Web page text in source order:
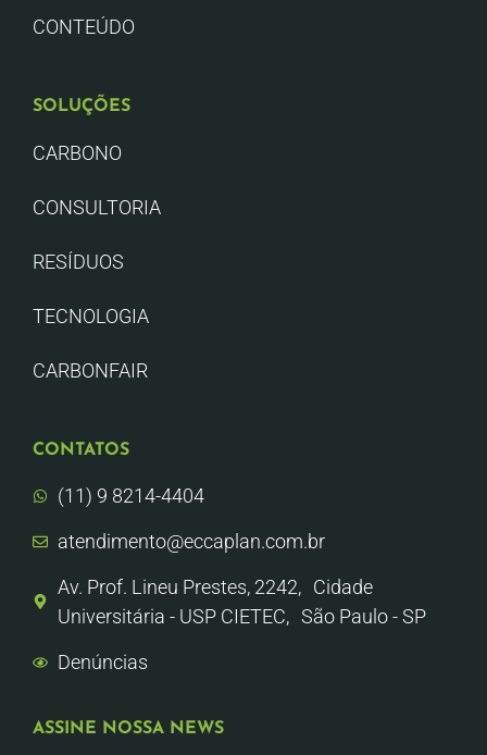
CONTEÚDO
SOLUÇÕES
CARBONO
CONSULTORIA
RESÍDUOS
TECNOLOGIA
CARBONFAIR
CONTATOS
(11) 9 8214-4404
atendimento@eccaplan.com.br
Av. Prof. Lineu Prestes, 2242, Cidade
Universitária - USP CIETEC, São Paulo - SP
Denúncias
ASSINE NOSSA NEWS